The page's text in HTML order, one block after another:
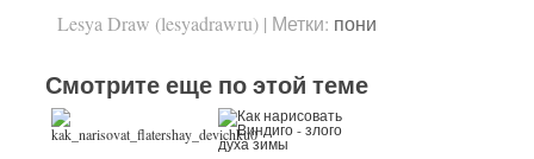
Lesya Draw (lesyadrawru) | Метки: пони
Смотрите еще по этой теме